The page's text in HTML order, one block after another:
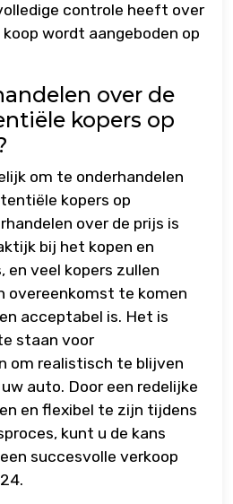
controle heeft over
wordt aangeboden op
over de
kopers op
om te onderhandelen
kopers op
over de prijs is
bij het kopen en
en veel kopers zullen
overeenkomst te komen
acceptabel is. Het is
staan voor
om realistisch te blijven
auto. Door een redelijke
en flexibel te zijn tijdens
kunt u de kans
succesvolle verkoop